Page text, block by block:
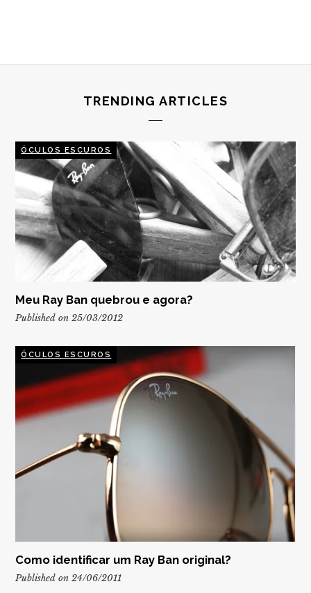
TRENDING ARTICLES
ÓCULOS ESCUROS
Meu Ray Ban quebrou e agora?
Published on 25/03/2012
ÓCULOS ESCUROS
Como identificar um Ray Ban original?
Published on 24/06/2011